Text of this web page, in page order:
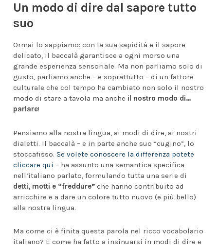
Un modo di dire dal sapore tutto
suo
Ormai lo sappiamo: con la sua sapidità e il sapore
delicato, il baccalà garantisce a ogni morso una
grande esperienza sensoriale. Ma non parliamo solo di
gusto, parliamo anche – e soprattutto – di un fattore
culturale che col tempo ha cambiato non solo il nostro
modo di stare a tavola ma anche il nostro modo di…
parlare!
Pensiamo alla nostra lingua, ai modi di dire, ai nostri
dialetti. Il baccalà – e in parte anche suo “cugino”, lo
stoccafisso.Se volete conoscere la differenza potete
cliccare qui – ha assunto una semantica specifica
nell’italiano parlato, formulando tutta una serie di
detti, motti e “freddure” che hanno contribuito ad
arricchire e a dare un colore tutto nuovo (e più bello)
alla nostra lingua.
Ma come ci è finita questa parola nel ricco vocabolario
italiano? E come ha fatto a insinuarsi in modi di dire e